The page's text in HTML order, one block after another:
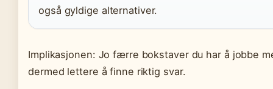
også gyldige alternativer.
Implikasjonen: Jo færre bokstaver du har å jobbe
dermed lettere å finne riktig svar.